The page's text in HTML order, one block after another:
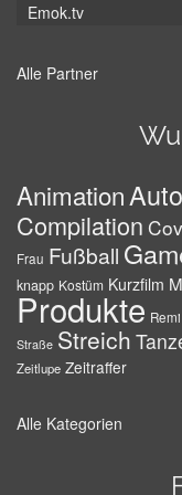
Emok.tv
Alle Partner
AnimationAuto
Compilation
Frau Fußball
knapp Kostüm Kurzfilm
Produkte
Straße Streich
Zeitlupe Zeitraffer
Alle Kategorien